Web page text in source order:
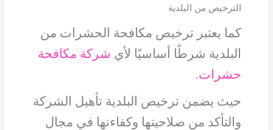
الترخيص من البلدية
كما يعتبر ترخيص مكافحة الحشرات من
البلدية شرطًا أساسيًا لأي شركة مكافحة
حشرات.
حيث يضمن ترخيص البلدية تأهيل الشركة
والتأكد من صلاحيتها وكفاءتها في مجال